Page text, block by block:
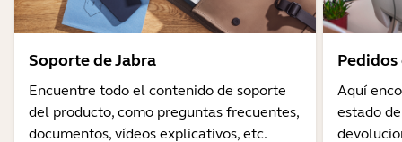
Soporte de Jabra
Encuentre todo el contenido de soporte
del producto, como preguntas frecuentes,
documentos, vídeos explicativos, etc.
Aquí
estado